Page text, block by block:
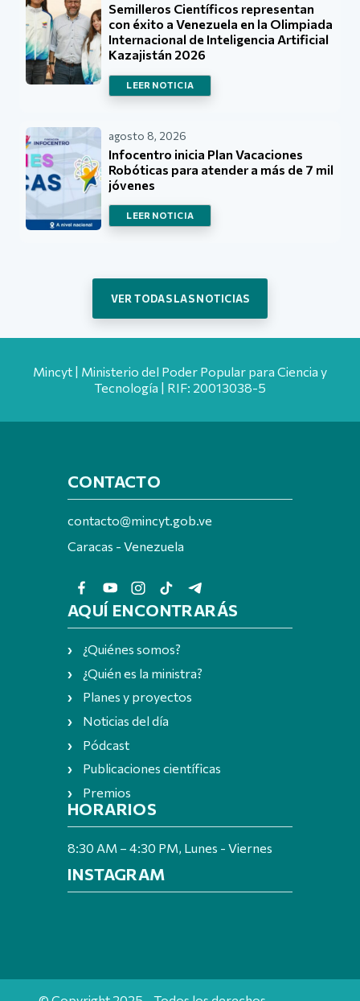
Semilleros Científicos representan
con éxito a Venezuela en la Olimpiada
Internacional de Inteligencia Artificial
Kazajistán 2026
LEER NOTICIA
agosto 8, 2026
Infocentro inicia Plan Vacaciones
Robóticas para atender a más de 7 mil
jóvenes
LEER NOTICIA
VER TODAS LAS NOTICIAS
Mincyt | Ministerio del Poder Popular para Ciencia y
Tecnología | RIF: 20013038-5
CONTACTO
contacto@mincyt.gob.ve
Caracas - Venezuela
AQUÍ ENCONTRARÁS
¿Quiénes somos?
¿Quién es la ministra?
Planes y proyectos
Noticias del día
Pódcast
Publicaciones científicas
Premios
HORARIOS
8:30 AM – 4:30 PM, Lunes - Viernes
INSTAGRAM